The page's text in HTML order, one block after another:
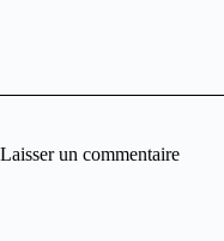
Laisser un commentaire